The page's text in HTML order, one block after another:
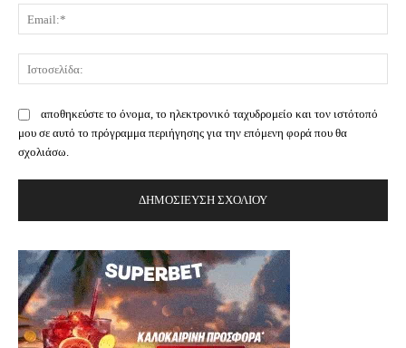
αποθηκεύστε το όνομα, το ηλεκτρονικό ταχυδρομείο και τον ιστότοπό
μου σε αυτό το πρόγραμμα περιήγησης για την επόμενη φορά που θα
σχολιάσω.